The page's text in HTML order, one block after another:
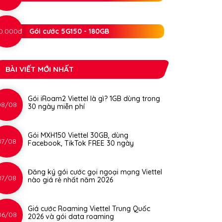
Gói cước 5G150 - 180GB
BÀI VIẾT MỚI NHẤT
08
Gói iRoam2 Viettel là gì? 1GB dùng trong
30 ngày miễn phí
08
Gói MXH150 Viettel 30GB, dùng
Facebook, TikTok FREE 30 ngày
08
Đăng ký gói cước gọi ngoại mạng Viettel
nào giá rẻ nhất năm 2026
08
Giá cước Roaming Viettel Trung Quốc
2026 và gói data roaming